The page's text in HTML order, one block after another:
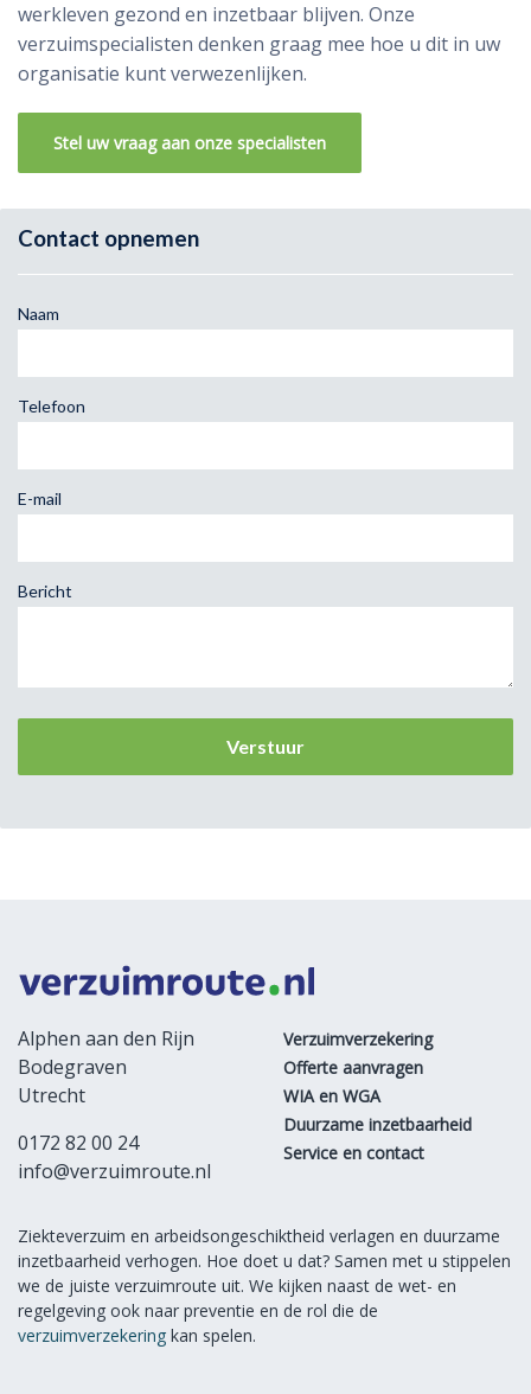
werkleven gezond en inzetbaar blijven. Onze
verzuimspecialisten denken graag mee hoe u dit in uw
organisatie kunt verwezenlijken.
Stel uw vraag aan onze specialisten
Contact opnemen
Naam
Telefoon
E-mail
Bericht
Alphen aan den Rijn
Bodegraven
Utrecht
0172 82 00 24
info@verzuimroute.nl
Verzuimverzekering
Offerte aanvragen
WIA en WGA
Duurzame inzetbaarheid
Service en contact
Ziekteverzuim en arbeidsongeschiktheid verlagen en duurzame
inzetbaarheid verhogen. Hoe doet u dat? Samen met u stippelen
we de juiste verzuimroute uit. We kijken naast de wet- en
regelgeving ook naar preventie en de rol die de
verzuimverzekering kan spelen.